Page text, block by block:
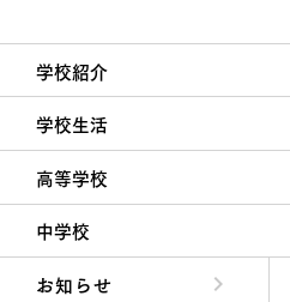
学校紹介
理事長/学園長メッセージ
安心して任せられる学校
沿革
施設・設備
大学合格実績
学校生活
クラブ活動・生徒会活動
夙川ブログ
制服紹介
夙川カレンダー
高等学校
高校校長からの挨拶
高校の教育方針／特色
特進コース／進学コース
年間行事
先輩たちの声・生徒たちの声
中学校
中学校長からの挨拶
中学校の教育方針／特色
Aコース／Bコース
年間行事
先輩たちの声・生徒たちの声
お知らせ